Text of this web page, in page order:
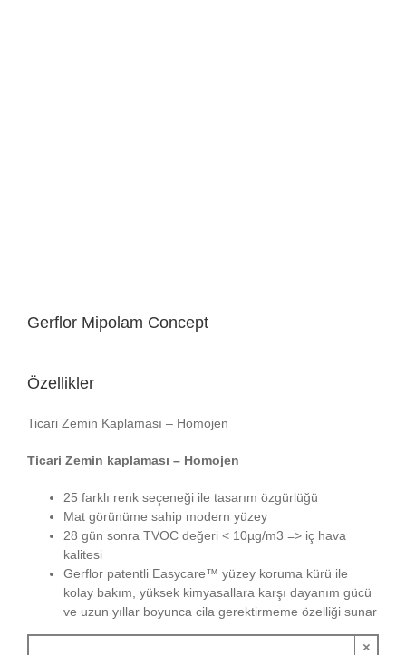
Gerflor Mipolam Concept
Özellikler
Ticari Zemin Kaplaması – Homojen
Ticari Zemin kaplaması – Homojen
25 farklı renk seçeneği ile tasarım özgürlüğü
Mat görünüme sahip modern yüzey
28 gün sonra TVOC değeri < 10µg/m3 => iç hava
kalitesi
Gerflor patentli Easycare™ yüzey koruma kürü ile
kolay bakım, yüksek kimyasallara karşı dayanım gücü
ve uzun yıllar boyunca cila gerektirmeme özelliği sunar
×